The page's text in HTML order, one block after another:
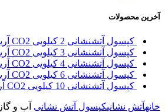
آخرین محصولات
کپسول آتشنشانی 2 کیلویی CO2 آریا
کپسول آتشنشانی 3 کیلویی CO2 آریا
کپسول آتشنشانی 4 کیلویی CO2 آریا
کپسول آتشنشانی 6 کیلویی CO2 آریا
کپسول آتشنشانی 10 کیلویی CO2 آریا
خانهآتش نشانیکپسول آتش نشانی آب و گاز